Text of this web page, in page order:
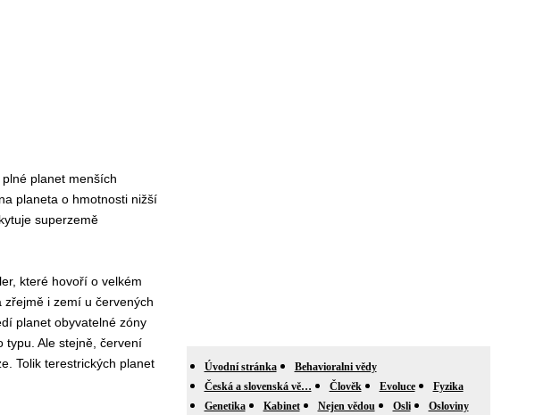
planet menších
planeta o hmotnosti nižší
superzemě
které hovoří o velkém
i zemí u červených
planet obyvatelné zóny
typu. Ale stejně, červení
Tolik terestrických planet
Úvodní stránka
Behavioralni vědy
Česká a slovenská vě…
Člověk Evoluce
Fyzika
Genetika
Kabinet Nejen vědou Osli
Osloviny